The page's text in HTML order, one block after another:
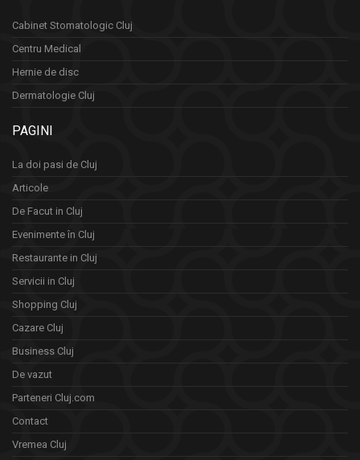
Cabinet Stomatologic Cluj
Centru Medical
Hernie de disc
Dermatologie Cluj
PAGINI
La doi pasi de Cluj
Articole
De Facut in Cluj
Evenimente în Cluj
Restaurante in Cluj
Servicii in Cluj
Shopping Cluj
Cazare Cluj
Business Cluj
De vazut
Parteneri Cluj.com
Contact
Vremea Cluj